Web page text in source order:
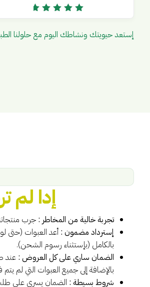
إستعد حيويتك ونشاطك اليوم مع حلولنا
إدا لم
تجربة خالية من المخاطر : جرب منتجاتنا
إسترداد مضمون :
بالكامل (بإستثناء رسوم الشحن).
الضمان ساري على كل العروض : عند
بالإضافة إلى جميع العبوات التي لم يتم
شروط بسيطة : الضمان يسري على